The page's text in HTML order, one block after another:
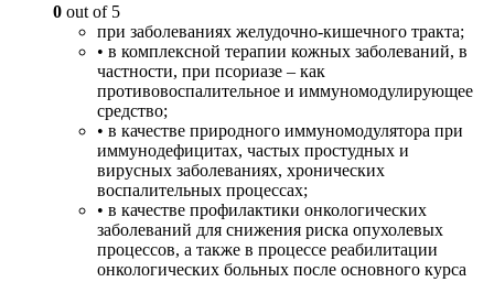
0 out of 5
при заболеваниях желудочно-кишечного тракта;
• в комплексной терапии кожных заболеваний, в
частности, при псориазе – как
противовоспалительное и иммуномодулирующее
средство;
• в качестве природного иммуномодулятора при
иммунодефицитах, частых простудных и
вирусных заболеваниях, хронических
воспалительных процессах;
• в качестве профилактики онкологических
заболеваний для снижения риска опухолевых
процессов, а также в процессе реабилитации
онкологических больных после основного курса